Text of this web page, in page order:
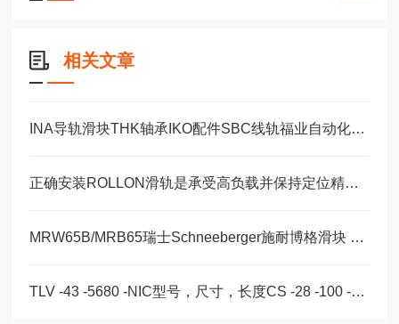
相关文章
INA导轨滑块THK轴承IKO配件SBC线轨福业自动化选型
正确安装ROLLON滑轨是承受高负载并保持定位精度的关键
MRW65B/MRB65瑞士Schneeberger施耐博格滑块 导轨
TLV -43 -5680 -NIC型号，尺寸，长度CS -28 -100 -2RS -B -NIC 。